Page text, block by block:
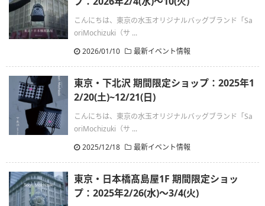
こんにちは、東京の水玉オリジナルバッグブランド「Sa
oriMochizuki（サ ...
2026/01/10
最新イベント情報
東京・下北沢 期間限定ショップ：2025年1
2/20(土)~12/21(日)
こんにちは、東京の水玉オリジナルバッグブランド「Sa
oriMochizuki（サ ...
2025/12/18
最新イベント情報
東京・日本橋髙島屋1F 期間限定ショッ
プ：2025年2/26(水)〜3/4(火)